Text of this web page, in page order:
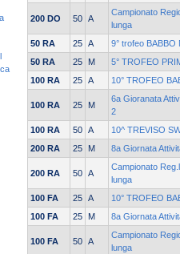
200 DO 50 A
Campionato
lunga
50 RA
25 A
9° trofeo BABBO
50 RA
25 M
5° TROFEO
100 RA
25 A 10° TROFEO
100 RA 25 M
6a Gioranata
2
100 RA
50 A
10^ TREVISO
200 RA
25 M 8a Giornata
200 RA 50 A
Campionato
lunga
100 FA
25 A
10° TROFEO
100 FA
25 M 8a Giornata
100 FA 50 A
Campionato
lunga